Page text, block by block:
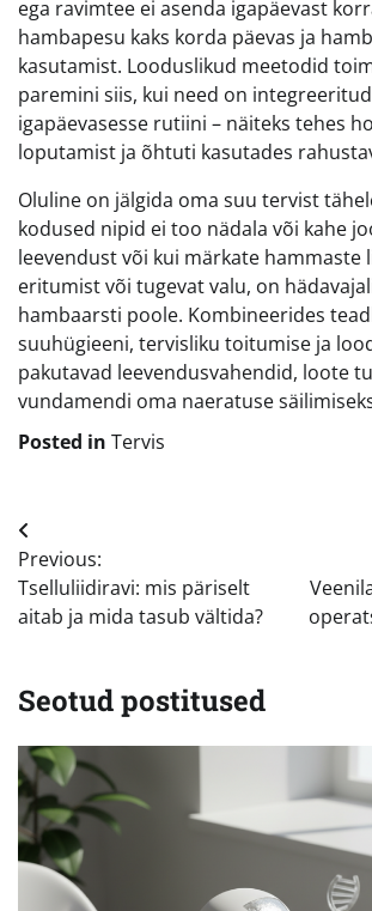
ega ravimtee ei asenda igapäevast
hambapesu kaks korda päevas ja
kasutamist. Looduslikud meetodid
paremini siis, kui need on
igapäevasesse rutiini – näiteks tehes
loputamist ja õhtuti kasutades
Oluline on jälgida oma suu tervist
kodused nipid ei too nädala või kahe
leevendust või kui märkate hammaste
eritumist või tugevat valu, on
hambaarsti poole. Kombineerides
suuhügieeni, tervisliku toitumise ja
pakutavad leevendusvahendid, loote
vundamendi oma naeratuse
Posted in Tervis
Navigeerimine
Previous:
Tselluliidiravi: mis päriselt
aitab ja mida tasub vältida?
Seotud postitused